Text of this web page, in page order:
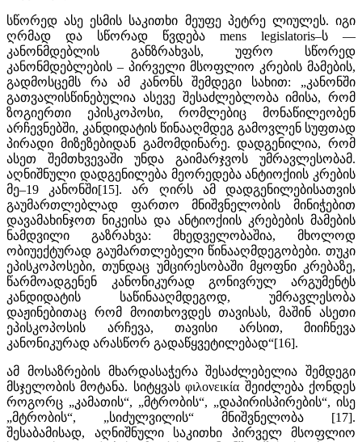
სწორედ ასე ესმის საკითხი მეუფე პეტრე ლიულეს. იგი
ღრმად და სწორად წვდება mens legislatoris–ს —
კანონმდებლის განზრახვას, უფრო სწორედ
კანონმდებლების – პირველი მსოფლიო კრების მამების,
გადმოსცემს რა ამ კანონს შემდეგი სახით: „კანონში
გათვალისწინებულია ასევე შესაძლებლობა იმისა, რომ
ზოგიერთი ეპისკოპოსი, რომლებიც მონაწილეობენ
არჩევნებში, კანდიდატის წინააღმდეგ გამოვლენ სუფთად
პირადი მიზეზებიდან გამომდინარე. დადგენილია, რომ
ასეთ შემთხვევაში უნდა გაიმარჯვოს უმრავლესობამ.
აღნიშნული დადგენილება მეორედება ანტიოქიის კრების
მე–19 კანონში[15]. არ ღირს ამ დადგენილებისათვის
გაუმართლებლად ფართო მნიშვნელობის მინიჭებით
დავამახინჯოთ ნიკეისა და ანტიოქიის კრებების მამების
ნამდვილი გაზრახვა: მხედველობაშია, მხოლოდ
ობიუექტურად გაუმართლებელი წინააღმდეგობები. თუკი
ეპისკოპოსები, თუნდაც უმცირესობაში მყოფნი კრებაზე,
წარმოადგენენ კანონიკურად გონივრულ არგუმენტს
კანდიდატის საწინააღმდეგოდ, უმრავლესობა
დაჟინებითაც რომ მოითხოვდეს თავისას, მაშინ ასეთი
ეპისკოპოსის არჩევა, თავისი არსით, მიიჩნევა
კანონიკურად არასწორ გადაწყვეტილებად“[16].
ამ მოსაზრების მხარდასაჭერა შესაძლებელია შემდეგი
მსჯელობის მოტანა. სიტყვას φιλονεικία შეიძლება ქონდეს
როგორც „კამათის“, „მტრობის“, „დაპირისპირების“, ისე
„მტრობის“, „სიძულვილის“ მნიშვნელობა [17].
შესაბამისად, აღნიშნული საკითხი პირველ მსოფლიო